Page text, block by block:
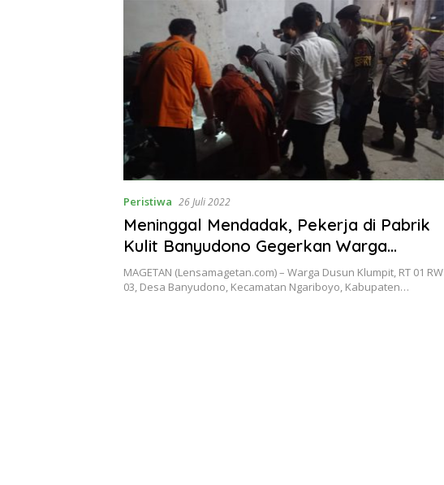
Peristiwa 26 Juli 2022
Meninggal Mendadak, Pekerja di Pabrik
Kulit Banyudono Gegerkan Warga
Sekitar
MAGETAN (Lensamagetan.com) – Warga Dusun Klumpit, RT 01 RW
03, Desa Banyudono, Kecamatan Ngariboyo, Kabupaten…